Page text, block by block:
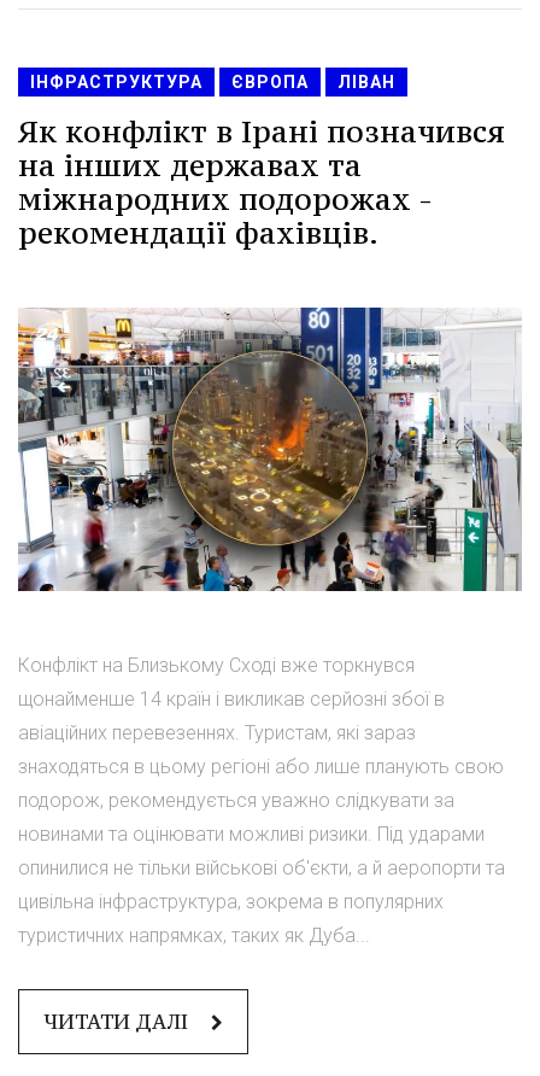
ІНФРАСТРУКТУРА ЄВРОПА ЛІВАН
Як конфлікт в Ірані позначився
на інших державах та
міжнародних подорожах -
рекомендації фахівців.
Конфлікт на Близькому Сході вже торкнувся
щонайменше 14 країн і викликав серйозні збої в
авіаційних перевезеннях. Туристам, які зараз
знаходяться в цьому регіоні або лише планують свою
подорож, рекомендується уважно слідкувати за
новинами та оцінювати можливі ризики. Під ударами
опинилися не тільки військові об'єкти, а й аеропорти та
цивільна інфраструктура, зокрема в популярних
туристичних напрямках, таких як Дуба...
ЧИТАТИ ДАЛІ